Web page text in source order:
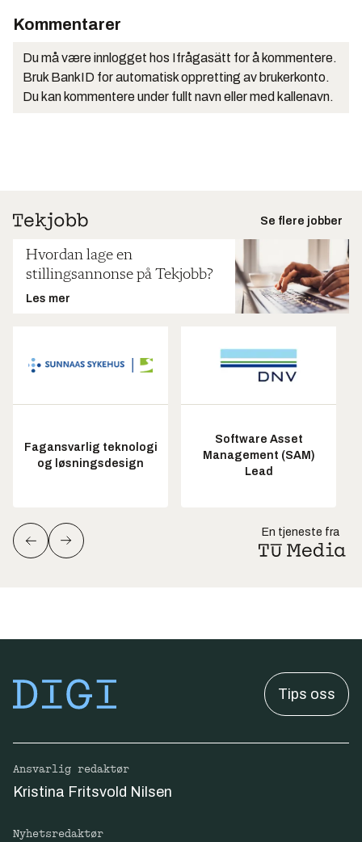
Kommentarer
Du må være innlogget hos Ifrågasätt for å kommentere.
Bruk BankID for automatisk oppretting av brukerkonto.
Du kan kommentere under fullt navn eller med kallenavn.
Se flere jobber
Hvordan lage en
stillingsannonse på Tekjobb?
Les mer
Fagansvarlig teknologi
og løsningsdesign
Software Asset
Management (SAM)
Lead
En tjeneste fra
Tips oss
Ansvarlig redaktør
Kristina Fritsvold Nilsen
Nyhetsredaktør